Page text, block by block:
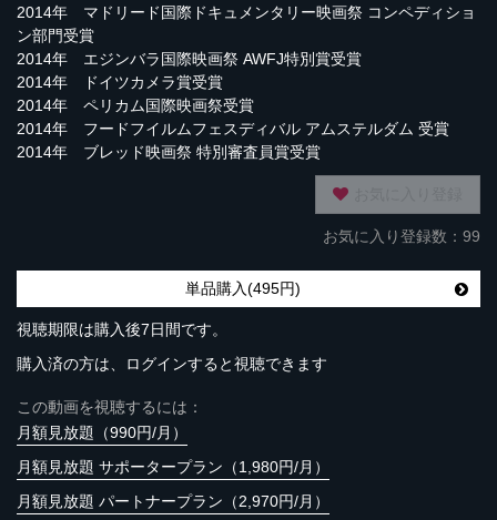
2014年 マドリード国際ドキュメンタリー映画祭 コンペディショ
ン部門受賞
2014年 エジンバラ国際映画祭 AWFJ特別賞受賞
2014年 ドイツカメラ賞受賞
2014年 ペリカム国際映画祭受賞
2014年 フードフイルムフェスディバル アムステルダム 受賞
2014年 ブレッド映画祭 特別審査員賞受賞
お気に入り登録数：99
単品購入(495円)
視聴期限は購入後7日間です。
購入済の方は、ログインすると視聴できます
この動画を視聴するには：
月額見放題（990円/月）
月額見放題 サポータープラン（1,980円/月）
月額見放題 パートナープラン（2,970円/月）